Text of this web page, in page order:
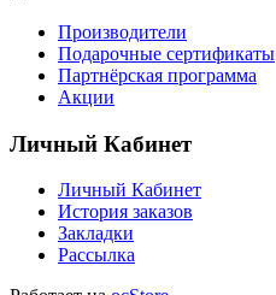
Производители
Подарочные сертификаты
Партнёрская программа
Акции
Личный Кабинет
Личный Кабинет
История заказов
Закладки
Рассылка